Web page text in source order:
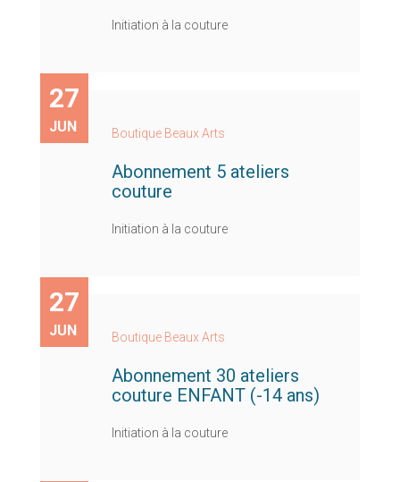
Initiation à la couture
27
JUN Boutique Beaux Arts
Abonnement 5 ateliers
couture
Initiation à la couture
27
JUN Boutique Beaux Arts
Abonnement 30 ateliers
couture ENFANT (-14 ans)
Initiation à la couture